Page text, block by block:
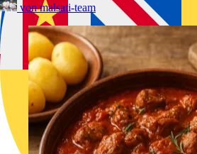
von malsati-team